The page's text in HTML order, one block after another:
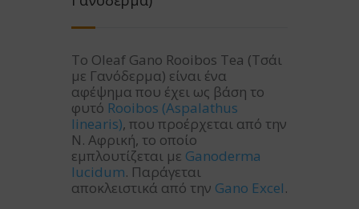
Το Oleaf Gano Rooibos Tea (Τσάι
με Γανόδερμα) είναι ένα
αφέψημα που έχει ως βάση το
φυτό Rooibos (Aspalathus
linearis), που προέρχεται από την
Ν. Αφρική, το οποίο
εμπλουτίζεται με Ganoderma
lucidum. Παράγεται
αποκλειστικά από την Gano Excel.